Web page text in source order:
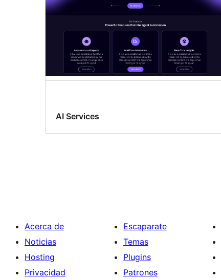
AI Services
Acerca de
Noticias
Hosting
Privacidad
Escaparate
Temas
Plugins
Patrones